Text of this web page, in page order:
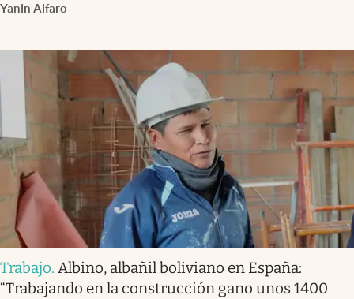
Yanin Alfaro
Trabajo. Albino, albañil boliviano en España:
“Trabajando en la construcción gano unos 1400